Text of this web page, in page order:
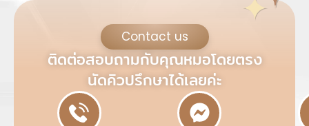
Contact us
ติดต่อสอบถามกับคุณหมอโดยตรง
นัดคิวปรึกษาได้เลยค่ะ